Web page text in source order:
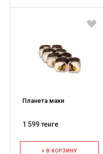
Планета маки
1 599 тенге
+ В КОРЗИНУ